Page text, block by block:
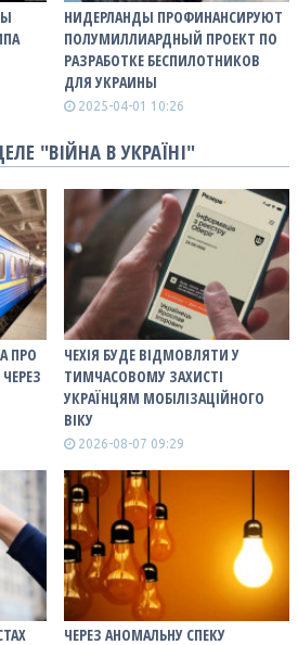
НИДЕРЛАНДЫ ПРОФИНАНСИРУЮТ
ПОЛУМИЛЛИАРДНЫЙ ПРОЕКТ ПО
РАЗРАБОТКЕ БЕСПИЛОТНИКОВ
ДЛЯ УКРАИНЫ
2025-04-01 10:26
"ВІЙНА В УКРАЇНІ"
ПРО
ЧЕХІЯ БУДЕ ВІДМОВЛЯТИ У
ТИМЧАСОВОМУ ЗАХИСТІ
УКРАЇНЦЯМ МОБІЛІЗАЦІЙНОГО
ВІКУ
2026-08-07 09:29
ЧЕРЕЗ АНОМАЛЬНУ СПЕКУ